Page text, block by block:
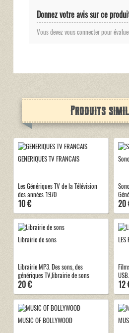
Donnez votre avis sur ce
Vous devez vous connecter pour
Produits
GENERIQUES TV FRANCAIS
Les Génériques TV de la Télévision
des années 1970
10 € 20
Librairie de sons
Librairie MP3. Des sons, des
génériques TV,librairie de sons
20 €
LES
USB.
12
MUSIC OF BOLLYWOOD